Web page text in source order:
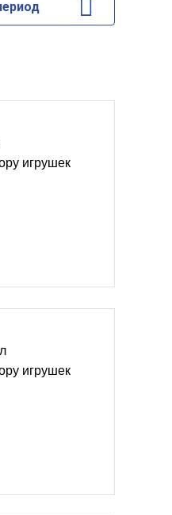
игрушек
игрушек